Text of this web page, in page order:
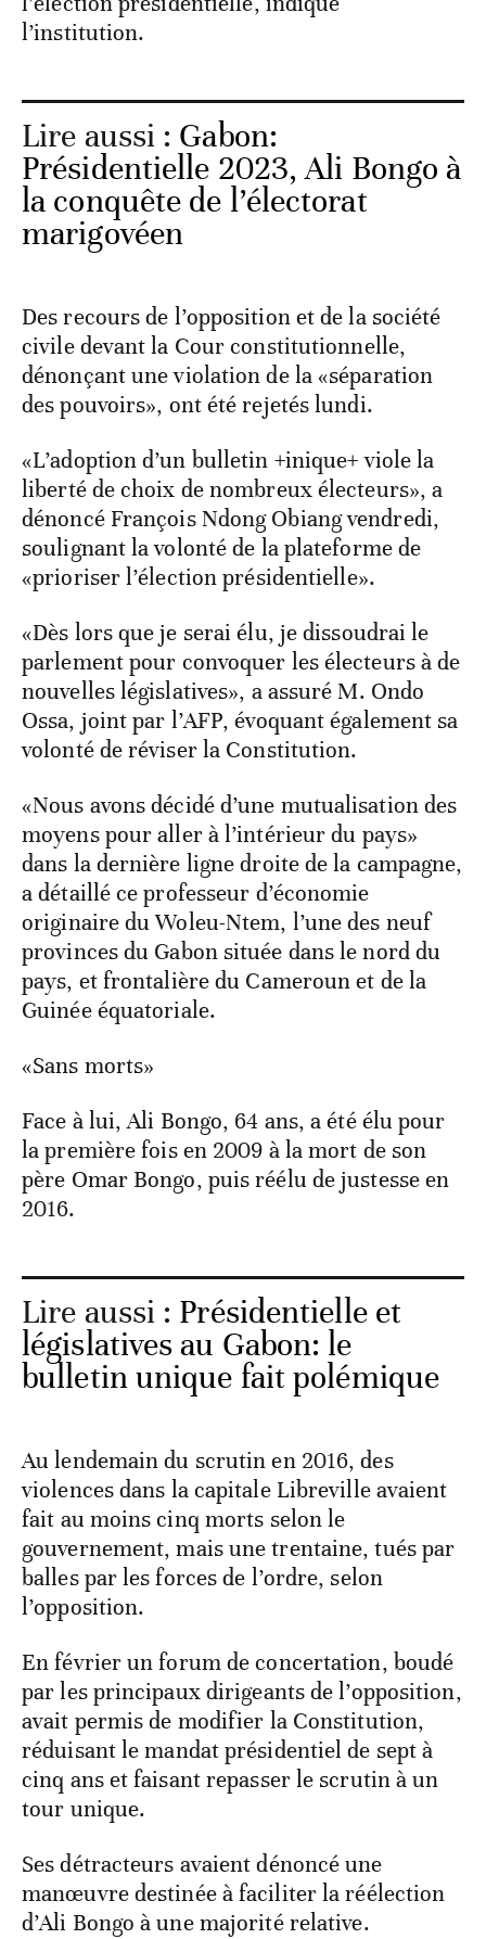
l’institution.
Lire aussi : Gabon:
Présidentielle 2023, Ali Bongo à
la conquête de l’électorat
marigovéen
Des recours de l’opposition et de la société
civile devant la Cour constitutionnelle,
dénonçant une violation de la «séparation
des pouvoirs», ont été rejetés lundi.
«L’adoption d’un bulletin +inique+ viole la
liberté de choix de nombreux électeurs», a
dénoncé François Ndong Obiang vendredi,
soulignant la volonté de la plateforme de
«prioriser l’élection présidentielle».
«Dès lors que je serai élu, je dissoudrai le
parlement pour convoquer les électeurs à de
nouvelles législatives», a assuré M. Ondo
Ossa, joint par l’AFP, évoquant également sa
volonté de réviser la Constitution.
«Nous avons décidé d’une mutualisation des
moyens pour aller à l’intérieur du pays»
dans la dernière ligne droite de la campagne,
a détaillé ce professeur d’économie
originaire du Woleu-Ntem, l’une des neuf
provinces du Gabon située dans le nord du
pays, et frontalière du Cameroun et de la
Guinée équatoriale.
«Sans morts»
Face à lui, Ali Bongo, 64 ans, a été élu pour
la première fois en 2009 à la mort de son
père Omar Bongo, puis réélu de justesse en
2016.
Lire aussi : Présidentielle et
législatives au Gabon: le
bulletin unique fait polémique
Au lendemain du scrutin en 2016, des
violences dans la capitale Libreville avaient
fait au moins cinq morts selon le
gouvernement, mais une trentaine, tués par
balles par les forces de l’ordre, selon
l’opposition.
En février un forum de concertation, boudé
par les principaux dirigeants de l’opposition,
avait permis de modifier la Constitution,
réduisant le mandat présidentiel de sept à
cinq ans et faisant repasser le scrutin à un
tour unique.
Ses détracteurs avaient dénoncé une
manœuvre destinée à faciliter la réélection
d’Ali Bongo à une majorité relative.